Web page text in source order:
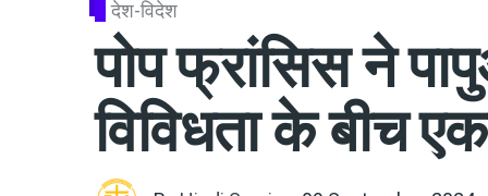
देश-विदेश
पोप फ्रांसिस ने
विविधता के बीच